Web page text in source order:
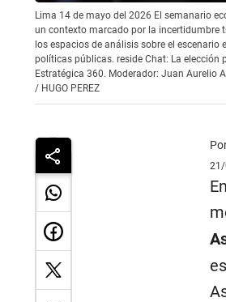
Lima 14 de mayo del 2026 El semanario
un contexto marcado por la incertidumbre
los espacios de análisis sobre el
políticas públicas. reside Chat: La elección
Estratégica 360. Moderador: Juan Aurelio
/ HUGO PEREZ
21/